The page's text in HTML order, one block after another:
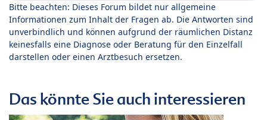
Bitte beachten: Dieses Forum bildet nur allgemeine
Informationen zum Inhalt der Fragen ab. Die Antworten sind
unverbindlich und können aufgrund der räumlichen Distanz
keinesfalls eine Diagnose oder Beratung für den Einzelfall
darstellen oder einen Arztbesuch ersetzen.
Das könnte Sie auch interessieren